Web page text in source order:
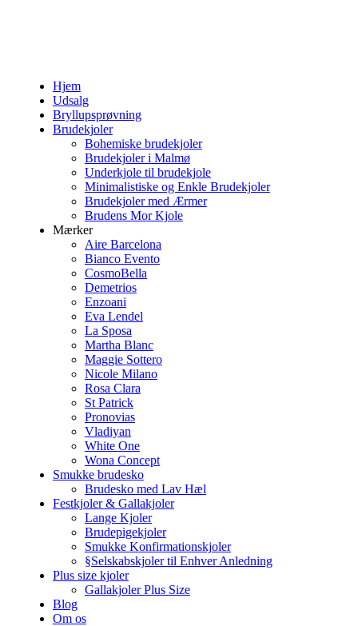
Hjem
Udsalg
Bryllupsprøvning
Brudekjoler
Bohemiske brudekjoler
Brudekjoler i Malmø
Underkjole til brudekjole
Minimalistiske og Enkle Brudekjoler
Brudekjoler med Ærmer
Brudens Mor Kjole
Mærker
Aire Barcelona
Bianco Evento
CosmoBella
Demetrios
Enzoani
Eva Lendel
La Sposa
Martha Blanc
Maggie Sottero
Nicole Milano
Rosa Clara
St Patrick
Pronovias
Vladiyan
White One
Wona Concept
Smukke brudesko
Brudesko med Lav Hæl
Festkjoler & Gallakjoler
Lange Kjoler
Brudepigekjoler
Smukke Konfirmationskjoler
§Selskabskjoler til Enhver Anledning
Plus size kjoler
Gallakjoler Plus Size
Blog
Om os